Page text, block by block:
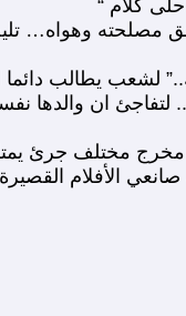
كلام “
مصلحته وهواه…
لشعب يطالب دائما
ان والدها
مخرج مختلف جرئ
الأفلام